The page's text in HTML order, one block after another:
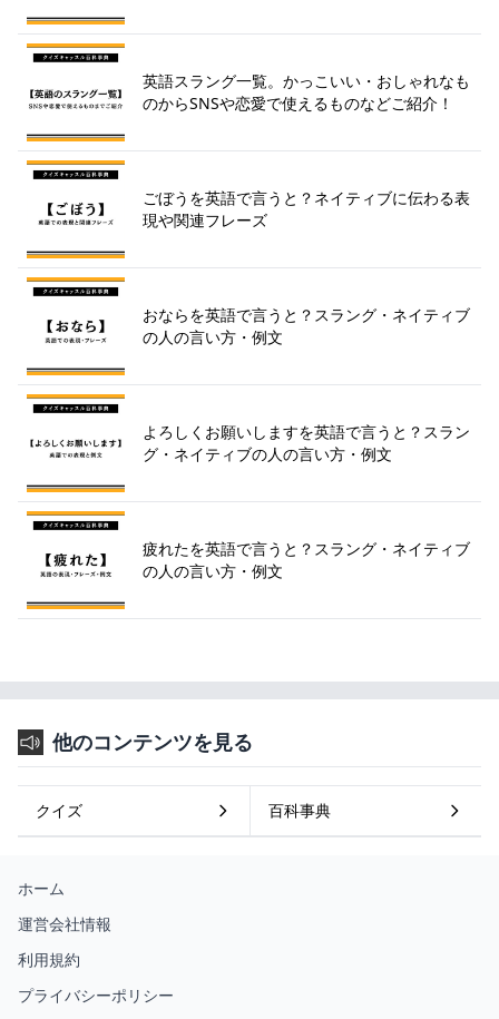
英語スラング一覧。かっこいい・おしゃれなも
のからSNSや恋愛で使えるものなどご紹介！
ごぼうを英語で言うと？ネイティブに伝わる表
現や関連フレーズ
おならを英語で言うと？スラング・ネイティブ
の人の言い方・例文
よろしくお願いしますを英語で言うと？スラン
グ・ネイティブの人の言い方・例文
疲れたを英語で言うと？スラング・ネイティブ
の人の言い方・例文
他のコンテンツを見る
クイズ 百科事典
ホーム
運営会社情報
利用規約
プライバシーポリシー